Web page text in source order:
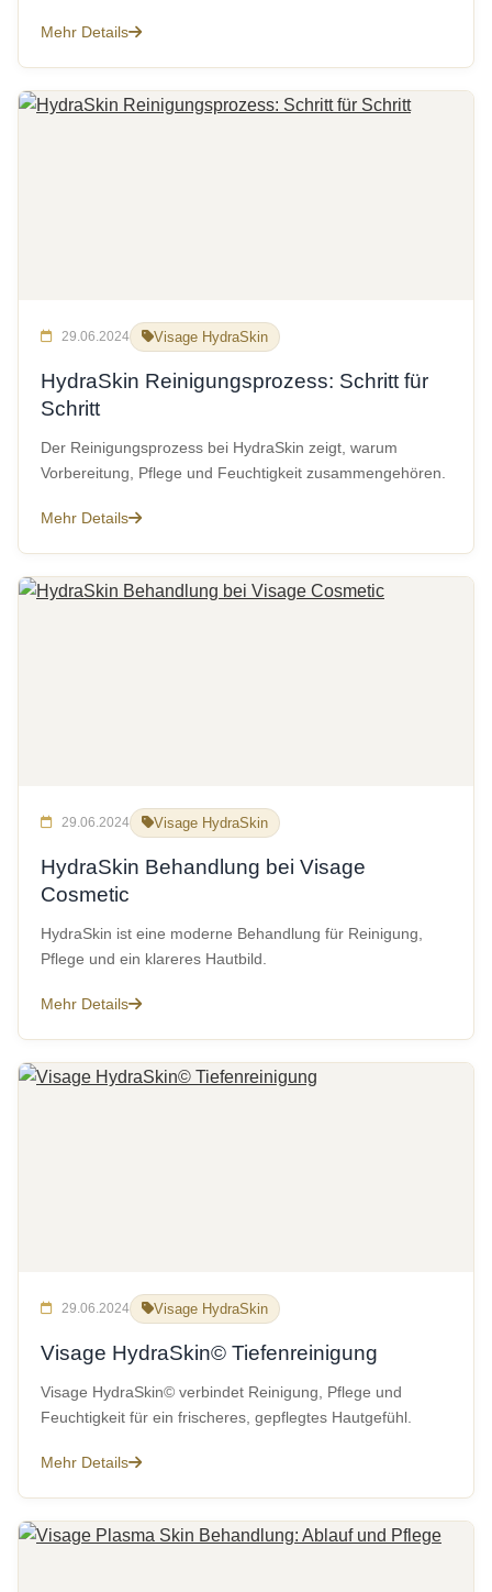
Mehr Details
29.06.2024 Visage HydraSkin
HydraSkin Reinigungsprozess: Schritt für
Schritt
Der Reinigungsprozess bei HydraSkin zeigt, warum
Vorbereitung, Pflege und Feuchtigkeit zusammengehören.
Mehr Details
29.06.2024 Visage HydraSkin
HydraSkin Behandlung bei Visage
Cosmetic
HydraSkin ist eine moderne Behandlung für Reinigung,
Pflege und ein klareres Hautbild.
Mehr Details
29.06.2024 Visage HydraSkin
Visage HydraSkin© Tiefenreinigung
Visage HydraSkin© verbindet Reinigung, Pflege und
Feuchtigkeit für ein frischeres, gepflegtes Hautgefühl.
Mehr Details